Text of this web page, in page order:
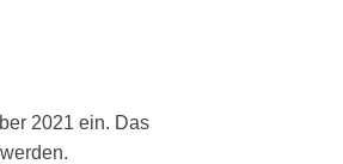
2021 ein. Das